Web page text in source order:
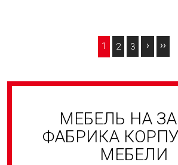
С
1 2 3
МЕБЕЛЬ НА
ФАБРИКА
МЕБЕЛИ